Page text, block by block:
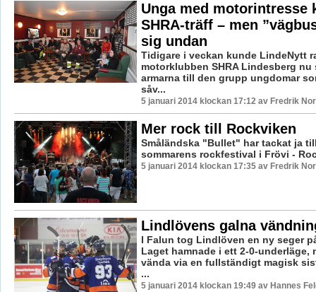
Unga med motorintresse
SHRA-träff – men
sig undan
Tidigare i veckan kunde LindeNytt
motorklubben SHRA Lindesberg nu
armarna till den grupp ungdomar
såv...
5 januari 2014 klockan 17:12 av Fredrik
Mer rock till Rockviken
Småländska "Bullet" har tackat ja
sommarens rockfestival i Frövi -
5 januari 2014 klockan 17:35 av Fredrik
Lindlövens galna
I Falun tog Lindlöven en ny seger
Laget hamnade i ett 2-0-underläge,
vända via en fullständigt magisk
...
5 januari 2014 klockan 19:49 av Hannes